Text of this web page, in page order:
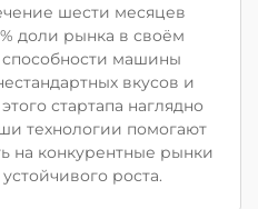
шести месяцев
% доли рынка в своём
машины
вкусов и
стартапа наглядно
технологии помогают
на конкурентные рынки
роста.